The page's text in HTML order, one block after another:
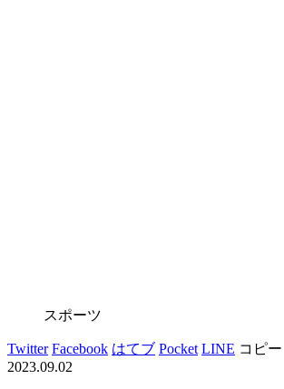
スポーツ
Twitter Facebook はてブ Pocket LINE コピー
2023.09.02